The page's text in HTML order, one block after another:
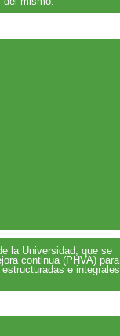
la Universidad, que se
continua (PHVA) para
e integrales